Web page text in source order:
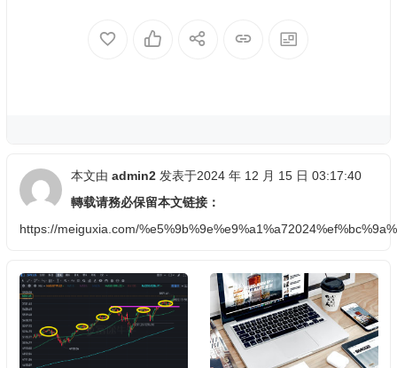
本文由 admin2 发表于2024 年 12 月 15 日 03:17:40
轉载请務必保留本文链接：
https://meiguxia.com/